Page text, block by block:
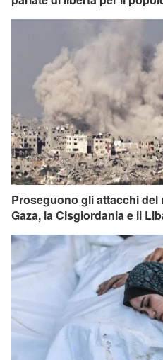
Proseguono gli attacchi
Gaza, la Cisgiordania e il